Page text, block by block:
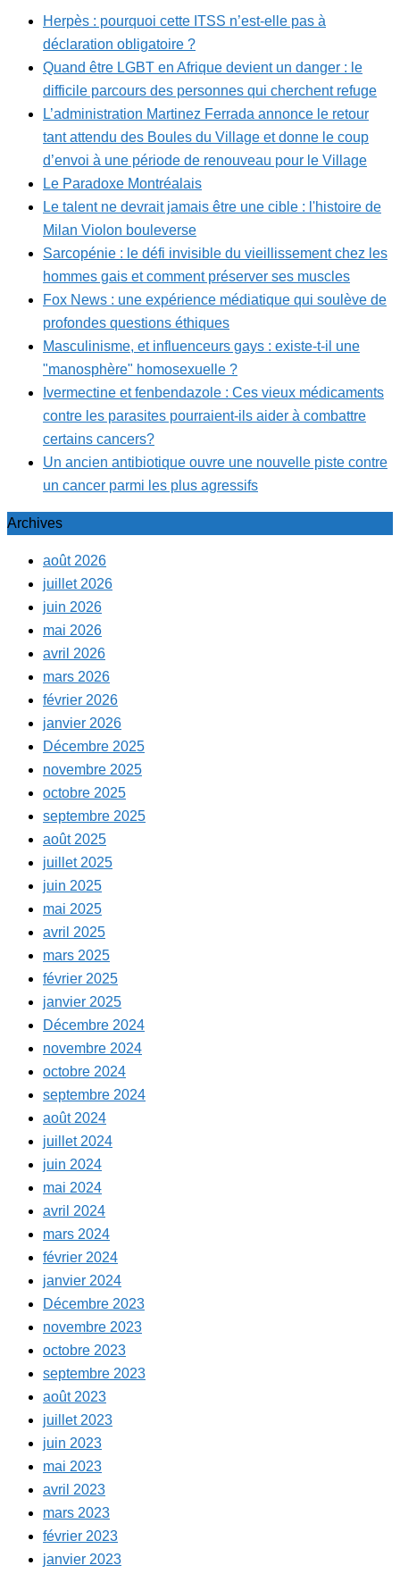
Herpès : pourquoi cette ITSS n’est-elle pas à
déclaration obligatoire ?
Quand être LGBT en Afrique devient un danger : le
difficile parcours des personnes qui cherchent refuge
L’administration Martinez Ferrada annonce le retour
tant attendu des Boules du Village et donne le coup
d’envoi à une période de renouveau pour le Village
Le Paradoxe Montréalais
Le talent ne devrait jamais être une cible : l'histoire de
Milan Violon bouleverse
Sarcopénie : le défi invisible du vieillissement chez les
hommes gais et comment préserver ses muscles
Fox News : une expérience médiatique qui soulève de
profondes questions éthiques
Masculinisme, et influenceurs gays : existe-t-il une
"manosphère" homosexuelle ?
Ivermectine et fenbendazole : Ces vieux médicaments
contre les parasites pourraient-ils aider à combattre
certains cancers?
Un ancien antibiotique ouvre une nouvelle piste contre
un cancer parmi les plus agressifs
Archives
août 2026
juillet 2026
juin 2026
mai 2026
avril 2026
mars 2026
février 2026
janvier 2026
Décembre 2025
novembre 2025
octobre 2025
septembre 2025
août 2025
juillet 2025
juin 2025
mai 2025
avril 2025
mars 2025
février 2025
janvier 2025
Décembre 2024
novembre 2024
octobre 2024
septembre 2024
août 2024
juillet 2024
juin 2024
mai 2024
avril 2024
mars 2024
février 2024
janvier 2024
Décembre 2023
novembre 2023
octobre 2023
septembre 2023
août 2023
juillet 2023
juin 2023
mai 2023
avril 2023
mars 2023
février 2023
janvier 2023